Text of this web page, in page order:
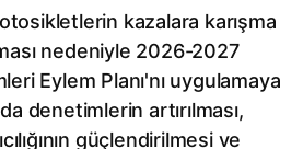
kazalara karışma
nedeniyle 2026-2027
Eylem Planı'nı uygulamaya
denetimlerin artırılması,
güçlendirilmesi ve